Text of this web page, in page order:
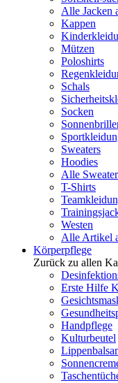
Alle Jacken
Kappen
Mützen
Poloshirts
Schals
Socken
Sweaters
Hoodies
Alle
T-Shirts
Westen
Alle Artikel
Körperpflege
Zurück zu allen
Erste Hilfe
Handpflege
Kulturbeutel